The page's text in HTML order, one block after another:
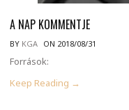
A NAP KOMMENTJE
BY KGA ON 2018/08/31
Források:
Keep Reading →